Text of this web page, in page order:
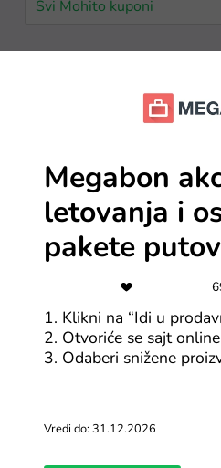
Svi Mohito kuponi
kupovinu iznad
Svi AliExpress BiH kuponi
2$
AliExpress
popusta na
iznad 15$
Megabon
letovanja i
pakete
1. Klikni na “Idi u
2. Otvoriće se sajt
3. Odaberi snižene
Vredi do: 31.12.2026